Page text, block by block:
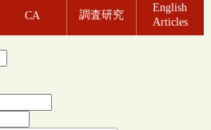
CA 調査研究
English
Articles